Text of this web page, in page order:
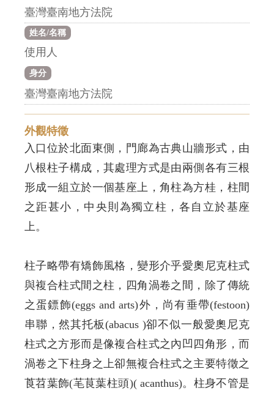
臺灣臺南地方法院
姓名/名稱
使用人
身分
臺灣臺南地方法院
外觀特徵
入口位於北面東側，門廊為古典山牆形式，由
八根柱子構成，其處理方式是由兩側各有三根
形成一組立於一個基座上，角柱為方桂，柱間
之距甚小，中央則為獨立柱，各自立於基座
上。
柱子略帶有矯飾風格，變形介乎愛奧尼克柱式
與複合柱式間之柱，四角渦卷之間，除了傳統
之蛋鏢飾(eggs and arts)外，尚有垂帶(festoon)
串聯，然其托板(abacus )卻不似一般愛奧尼克
柱式之方形而是像複合柱式之內凹四角形，而
渦卷之下柱身之上卻無複合柱式之主要特徵之
莨苕葉飾(芼茛葉柱頭)( acanthus)。柱身不管是